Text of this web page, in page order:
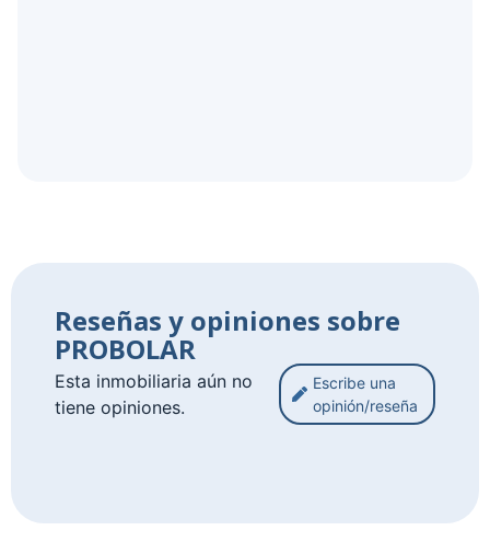
Reseñas y opiniones sobre
PROBOLAR
Esta inmobiliaria aún no
tiene opiniones.
Escribe una
opinión/reseña